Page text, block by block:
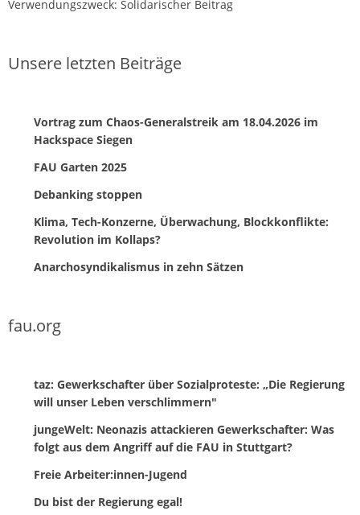
Verwendungszweck: Solidarischer Beitrag
Unsere letzten Beiträge
Vortrag zum Chaos-Generalstreik am 18.04.2026 im
Hackspace Siegen
FAU Garten 2025
Debanking stoppen
Klima, Tech-Konzerne, Überwachung, Blockkonflikte:
Revolution im Kollaps?
Anarchosyndikalismus in zehn Sätzen
fau.org
taz: Gewerkschafter über Sozialproteste: „Die Regierung
will unser Leben verschlimmern"
jungeWelt: Neonazis attackieren Gewerkschafter: Was
folgt aus dem Angriff auf die FAU in Stuttgart?
Freie Arbeiter:innen-Jugend
Du bist der Regierung egal!